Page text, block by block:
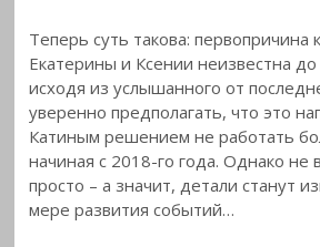
Теперь суть такова: первопричина
Екатерины и Ксении неизвестна до
исходя из услышанного от
уверенно предполагать, что это
Катиным решением не работать
начиная с 2018-го года. Однако не
просто – а значит, детали станут
мере развития событий…